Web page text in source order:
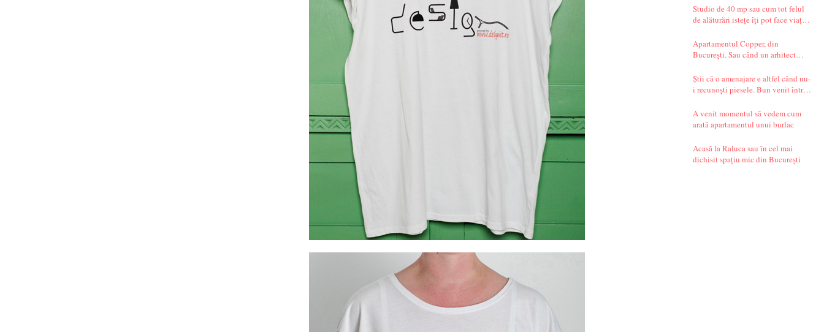
care te transportă departe, spre țările
nordice.
Studio de 40 mp sau cum tot felul
de alăturări istețe îți pot face viața
Apartamentul Copper, din
București. Sau când un arhitect
Știi că o amenajare e altfel când nu-
i recunoști piesele. Bun venit într-
A venit momentul să vedem cum
arată apartamentul unui burlac
Acasă la Raluca sau în cel mai
dichisit spațiu mic din București